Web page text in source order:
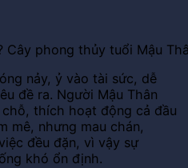
Cây phong thủy tuổi Mậu
nảy, ỷ vào tài sức, dễ
đề ra. Người Mậu Thân
thích hoạt động cả đầu
mê, nhưng mau chán,
đều đặn, vì vậy sự
khó ổn định.